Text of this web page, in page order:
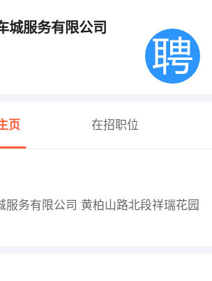
城服务有限公司
页 在招职位
服务有限公司 黄柏山路北段祥瑞花园